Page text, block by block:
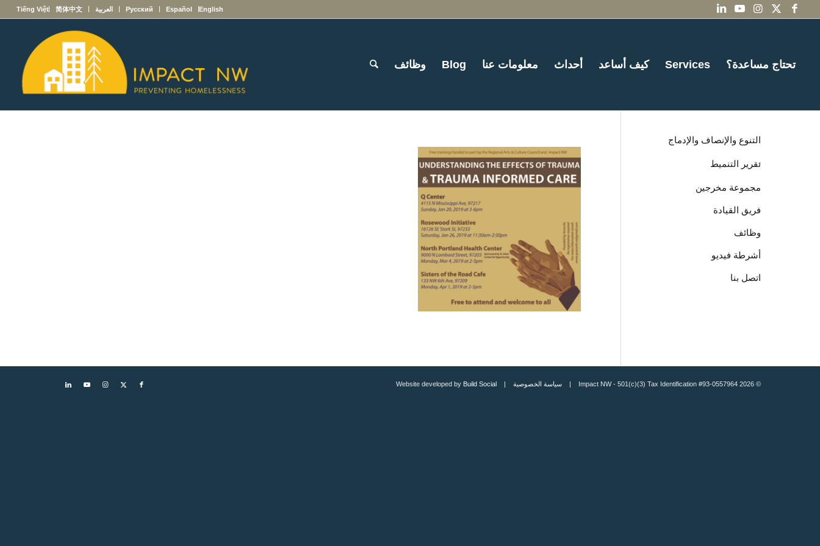
English
Español
Русский العربية 简体中文
Tiếng Việt
تحتاج مساعدة؟ Services كيف أساعد أحداث معلومات عنا Blog وظائف
التنوع والإنصاف والإدماج
تقرير التنميط
مجموعة مخرجين
فريق القيادة
وظائف
أشرطة فيديو
اتصل بنا
© 2026 Impact NW - 501(c)(3) Tax Identification #93-0557964 | سياسة الخصوصية | Website developed by
Build Social